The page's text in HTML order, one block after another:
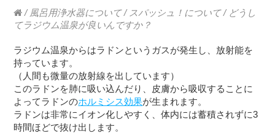
/ 風呂用浄水器について / スパッシュ！について / どうし
てラジウム温泉が良いんですか？
ラジウム温泉からはラドンというガスが発生し、放射能を
持っています。
（人間も微量の放射線を出しています）
このラドンを肺に吸い込んだり、皮膚から吸収することに
よってラドンのホルミシス効果が生まれます。
ラドンは非常にイオン化しやすく、体内には蓄積されずに3
時間ほどで抜け出します。